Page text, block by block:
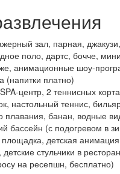
зал, парная,
поло, дартс, бочче,
анимационные шоу-
(напитки платно)
центр, 2 теннисных
настольный теннис,
плавания, банан, водные
бассейн (с подогревом в
площадка, детская
стульчики в
на ресепшн, бесплатно)